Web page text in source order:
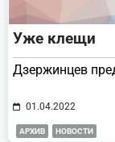
Уже клещи
Дзержинцев
01.04.2022
АРХИВ НОВОСТИ